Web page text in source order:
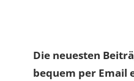
Die neuesten
bequem per Email